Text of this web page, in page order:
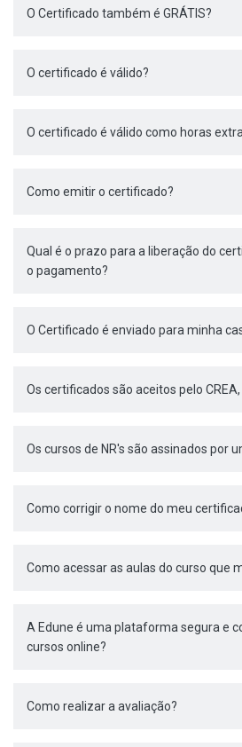
O Certificado também é GRÁTIS?
O certificado é válido?
O certificado é válido como horas
Como emitir o certificado?
Qual é o prazo para a liberação do
o pagamento?
O Certificado é enviado para minha
Os certificados são aceitos pelo CREA,
Os cursos de NR's são assinados por
Como corrigir o nome do meu
Como acessar as aulas do curso que
A Edune é uma plataforma segura e
cursos online?
Como realizar a avaliação?